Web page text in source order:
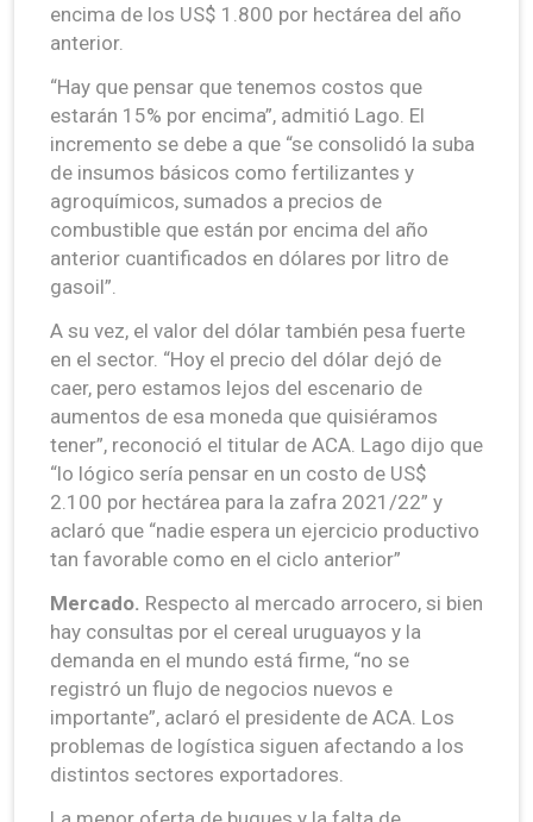
encima de los US$ 1.800 por hectárea del año
anterior.
“Hay que pensar que tenemos costos que
estarán 15% por encima”, admitió Lago. El
incremento se debe a que “se consolidó la suba
de insumos básicos como fertilizantes y
agroquímicos, sumados a precios de
combustible que están por encima del año
anterior cuantificados en dólares por litro de
gasoil”.
A su vez, el valor del dólar también pesa fuerte
en el sector. “Hoy el precio del dólar dejó de
caer, pero estamos lejos del escenario de
aumentos de esa moneda que quisiéramos
tener”, reconoció el titular de ACA. Lago dijo que
“lo lógico sería pensar en un costo de US$
2.100 por hectárea para la zafra 2021/22” y
aclaró que “nadie espera un ejercicio productivo
tan favorable como en el ciclo anterior”
Mercado. Respecto al mercado arrocero, si bien
hay consultas por el cereal uruguayos y la
demanda en el mundo está firme, “no se
registró un flujo de negocios nuevos e
importante”, aclaró el presidente de ACA. Los
problemas de logística siguen afectando a los
distintos sectores exportadores.